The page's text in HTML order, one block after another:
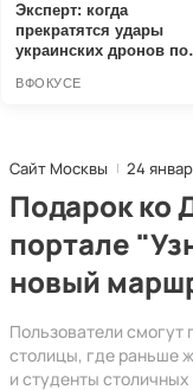
Сайт Москвы 24
Подарок ко
портале
новый
Пользователи смогут
столицы, где раньше
и студенты столичных